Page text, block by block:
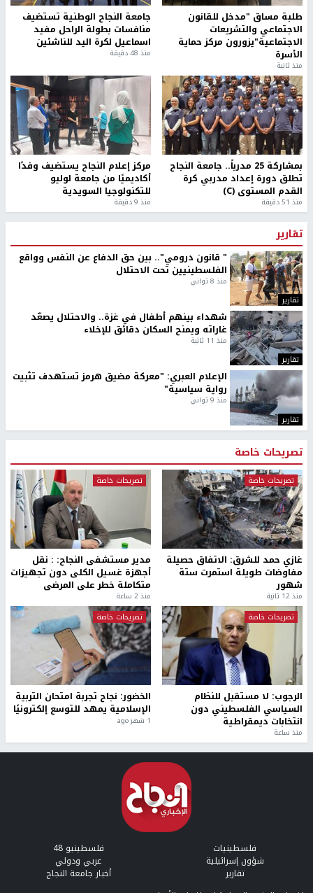
طلبة مساق "مدخل للقانون
الاجتماعي والتشريعات
الاجتماعية"يزورون مركز حماية
الأسرة
منذ ثانية
جامعة النجاح الوطنية تستضيف
منافسات بطولة الراحل مفيد
اسماعيل لكرة اليد للناشئين
منذ 48 دقيقة
بمشاركة 25 مدرباً.. جامعة النجاح
تطلق دورة إعداد مدربي كرة
القدم المستوى (C)
منذ 51 دقيقة
مركز إعلام النجاح يستضيف وفدًا
أكاديميًا من جامعة لوليو
للتكنولوجيا السويدية
منذ 9 دقيقة
تقارير
تقارير
" قانون درومي".. بين حق الدفاع عن النفس وواقع
الفلسطينيين تحت الاحتلال
منذ 8 ثواني
تقارير
شهداء بينهم أطفال في غزة.. والاحتلال يصعّد
غاراته ويمنح السكان دقائق للإخلاء
منذ 11 ثانية
تقارير
الإعلام العبري: "معركة مضيق هرمز تستهدف تثبيت
رواية سياسية"
منذ 9 ثواني
تصريحات خاصة
تصريحات خاصة
غازي حمد للشرق: الاتفاق حصيلة
مفاوضات طويلة استمرت ستة
شهور
منذ 12 ثانية
تصريحات خاصة
مدير مستشفى النجاح: : نقل
أجهزة غسيل الكلى دون تجهيزات
متكاملة خطر على المرضى
منذ 2 ساعة
تصريحات خاصة
الرجوب: لا مستقبل للنظام
السياسي الفلسطيني دون
انتخابات ديمقراطية
منذ ساعة
تصريحات خاصة
الخضور: نجاح تجربة امتحان التربية
الإسلامية يمهد للتوسع إلكترونيًا
1 شهر ago
فلسطينيات فلسطينيو 48
شؤون إسرائيلية عربي ودولي
تقارير
أخبار جامعة النجاح